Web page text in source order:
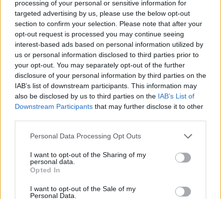
processing of your personal or sensitive information for
targeted advertising by us, please use the below opt-out
section to confirm your selection. Please note that after your
opt-out request is processed you may continue seeing
interest-based ads based on personal information utilized by
us or personal information disclosed to third parties prior to
your opt-out. You may separately opt-out of the further
disclosure of your personal information by third parties on the
IAB’s list of downstream participants. This information may
also be disclosed by us to third parties on the IAB’s List of
Downstream Participants that may further disclose it to other
Please note that this website/app uses one or more Google
not limited to your visit or usage behaviour. You may click to
grant or deny consent to Google and its third-party tags to
use your data for below specified purposes in below Google
consent section.
Personal Data Processing Opt Outs
I want to opt-out of the Sharing of my
personal data.
Opted In
I want to opt-out of the Sale of my
Personal Data.
Διαβάστε περισσότερα
πριν 57 λεπτά
χώρος εκδηλώσεων
εργασίες αναβάθμισης